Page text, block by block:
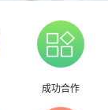
成功合作